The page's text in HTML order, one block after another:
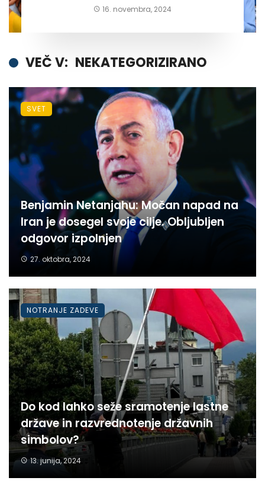
16. novembra, 2024
VEČ V: NEKATEGORIZIRANO
Benjamin Netanjahu: Močan napad na
Iran je dosegel svoje cilje. Obljubljen
odgovor izpolnjen
27. oktobra, 2024
SVET
Do kod lahko seže sramotenje lastne
države in razvrednotenje državnih
simbolov?
13. junija, 2024
NOTRANJE ZADEVE